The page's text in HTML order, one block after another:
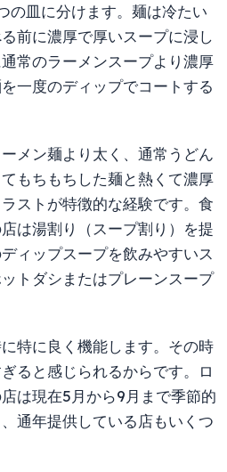
の皿に分けます。麺は冷たい
前に濃厚で厚いスープに浸し
常のラーメンスープより濃厚
一度のディップでコートする
メン麺より太く、通常うどん
もちもちした麺と熱くて濃厚
ストが特徴的な経験です。食
は湯割り（スープ割り）を提
ィップスープを飲みやすいス
トダシまたはプレーンスープ
特に良く機能します。その時
ると感じられるからです。ロ
は現在5月から9月まで季節的
通年提供している店もいくつ